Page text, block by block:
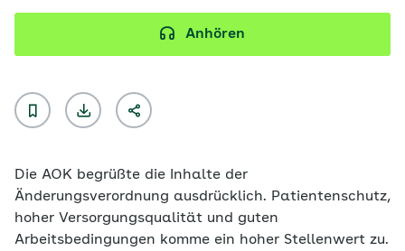
Anhören
Die AOK begrüßte die Inhalte der
Änderungsverordnung ausdrücklich. Patientenschutz,
hoher Versorgungsqualität und guten
Arbeitsbedingungen komme ein hoher Stellenwert zu.